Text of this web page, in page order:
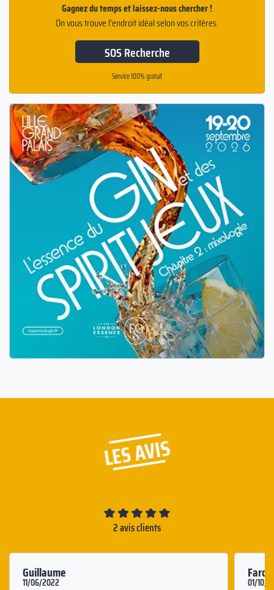
Gagnez du temps et laissez-nous chercher !
On vous trouve l’endroit idéal selon vos critères.
SOS Recherche
Service 100% gratuit
LES AVIS
2 avis clients
Guillaume
11/06/2022 01/10/